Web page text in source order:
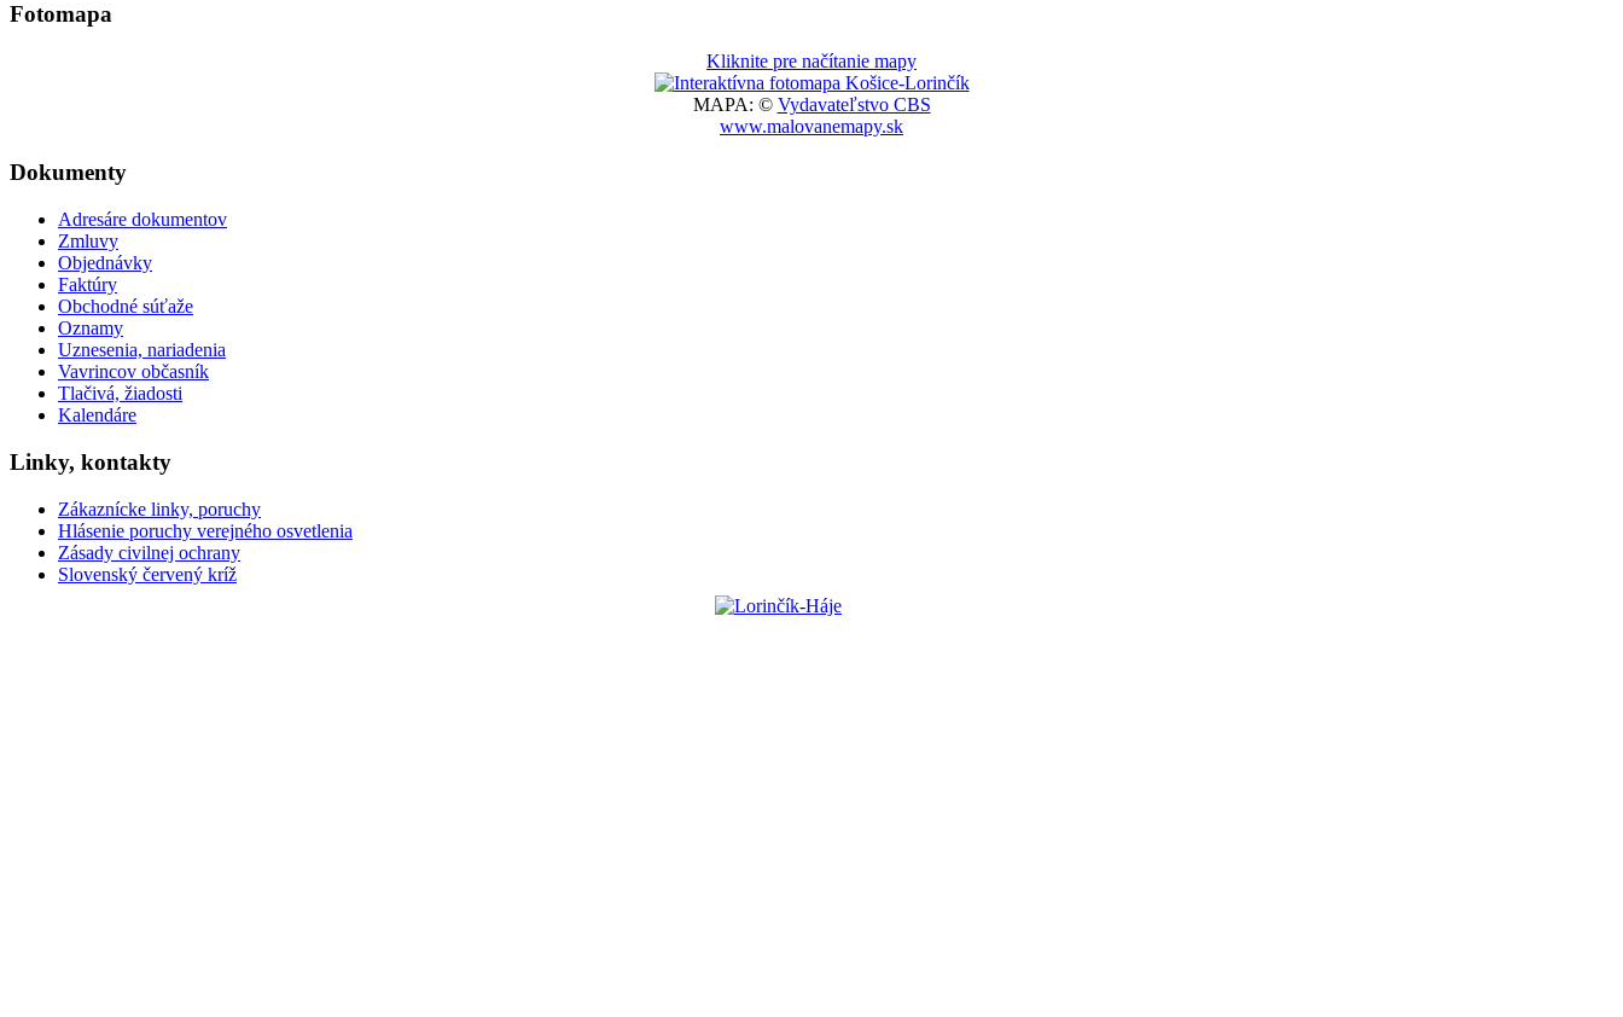
Fotomapa
Kliknite pre načítanie mapy
MAPA: © Vydavateľstvo CBS
www.malovanemapy.sk
Dokumenty
Adresáre dokumentov
Zmluvy
Objednávky
Faktúry
Obchodné súťaže
Oznamy
Uznesenia, nariadenia
Vavrincov občasník
Tlačivá, žiadosti
Kalendáre
Linky, kontakty
Zákaznícke linky, poruchy
Hlásenie poruchy verejného osvetlenia
Zásady civilnej ochrany
Slovenský červený kríž